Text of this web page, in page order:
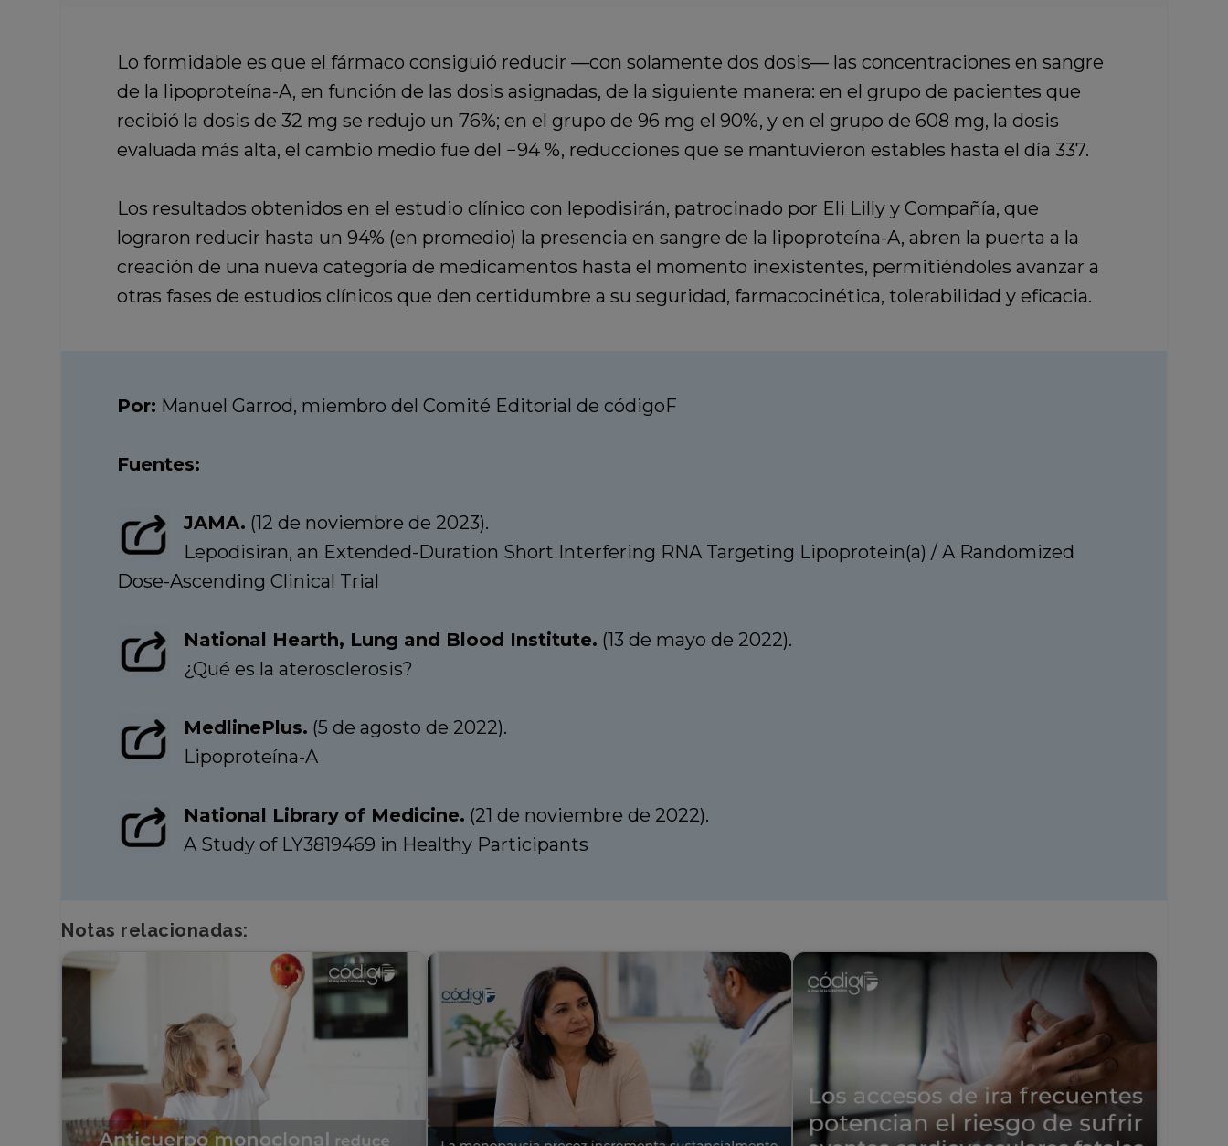
Lo formidable es que el fármaco consiguió reducir —con solamente dos dosis— las concentraciones en sangre
de la lipoproteína-A, en función de las dosis asignadas, de la siguiente manera: en el grupo de pacientes que
recibió la dosis de 32 mg se redujo un 76%; en el grupo de 96 mg el 90%, y en el grupo de 608 mg, la dosis
evaluada más alta, el cambio medio fue del −94 %, reducciones que se mantuvieron estables hasta el día 337.
Los resultados obtenidos en el estudio clínico con lepodisirán, patrocinado por Eli Lilly y Compañía, que
lograron reducir hasta un 94% (en promedio) la presencia en sangre de la lipoproteína-A, abren la puerta a la
creación de una nueva categoría de medicamentos hasta el momento inexistentes, permitiéndoles avanzar a
otras fases de estudios clínicos que den certidumbre a su seguridad, farmacocinética, tolerabilidad y eficacia.
Por: Manuel Garrod, miembro del Comité Editorial de códigoF
Fuentes:
JAMA. (12 de noviembre de 2023).
Lepodisiran, an Extended-Duration Short Interfering RNA Targeting Lipoprotein(a) / A Randomized
Dose-Ascending Clinical Trial
National Hearth, Lung and Blood Institute. (13 de mayo de 2022).
¿Qué es la aterosclerosis?
MedlinePlus. (5 de agosto de 2022).
Lipoproteína-A
National Library of Medicine. (21 de noviembre de 2022).
A Study of LY3819469 in Healthy Participants
Notas relacionadas: